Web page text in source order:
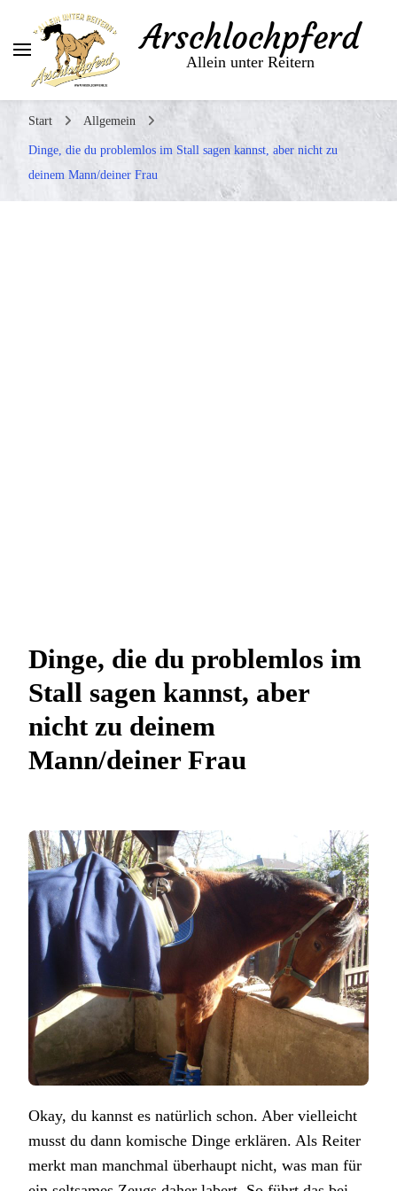
Arschlochpferd
Allein unter Reitern
Start Allgemein
Dinge, die du problemlos im Stall sagen kannst, aber nicht zu
deinem Mann/deiner Frau
Dinge, die du problemlos im
Stall sagen kannst, aber
nicht zu deinem
Mann/deiner Frau
Okay, du kannst es natürlich schon. Aber vielleicht
musst du dann komische Dinge erklären. Als Reiter
merkt man manchmal überhaupt nicht, was man für